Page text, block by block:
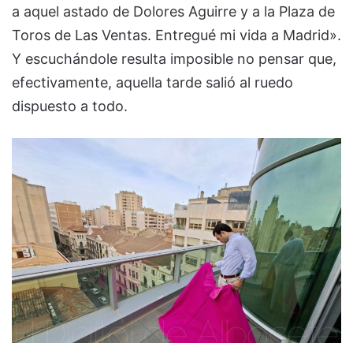
a aquel astado de Dolores Aguirre y a la Plaza de
Toros de Las Ventas. Entregué mi vida a Madrid».
Y escuchándole resulta imposible no pensar que,
efectivamente, aquella tarde salió al ruedo
dispuesto a todo.